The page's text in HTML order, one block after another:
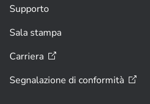
Supporto
Sala stampa
Carriera
Segnalazione di conformità